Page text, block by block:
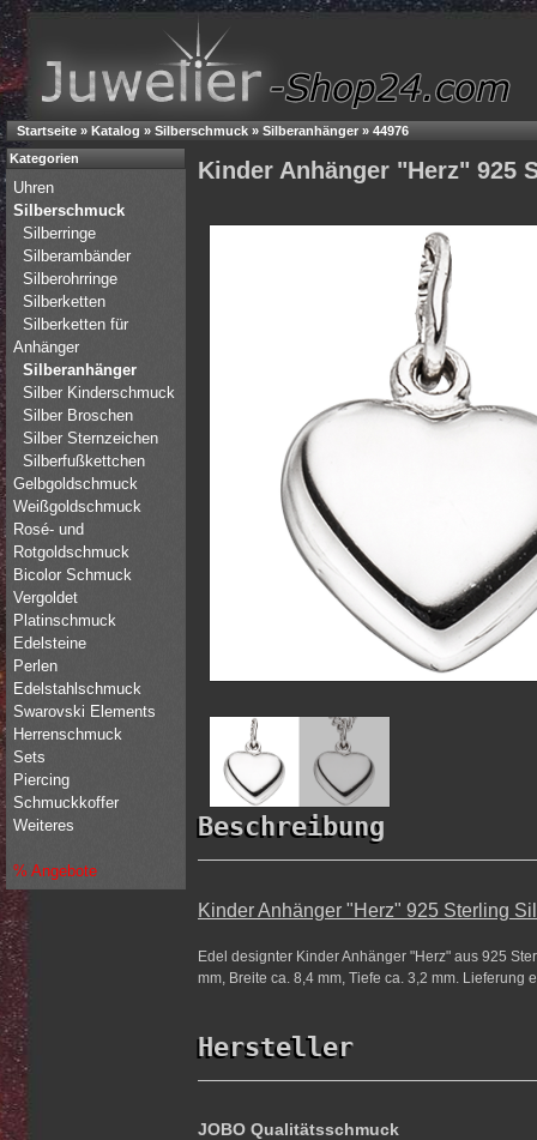
Startseite » Katalog » Silberschmuck » Silberanhänger» 44976
Kinder Anhänger "Herz" 925
Beschreibung
Kinder Anhänger "Herz" 925 Sterling
Edel designter Kinder Anhänger "Herz" aus 925
mm, Breite ca. 8,4 mm, Tiefe ca. 3,2 mm. Lieferung
Hersteller
JOBO Qualitätsschmuck
Kategorien
Uhren
Silberschmuck
Silberringe
Silberambänder
Silberohrringe
Silberketten
Silberketten für
Anhänger
Silberanhänger
Silber Kinderschmuck
Silber Broschen
Silber Sternzeichen
Silberfußkettchen
Gelbgoldschmuck
Weißgoldschmuck
Rosé- und
Rotgoldschmuck
Bicolor Schmuck
Vergoldet
Platinschmuck
Edelsteine
Perlen
Edelstahlschmuck
Swarovski Elements
Herrenschmuck
Sets
Piercing
Schmuckkoffer
Weiteres
% Angebote